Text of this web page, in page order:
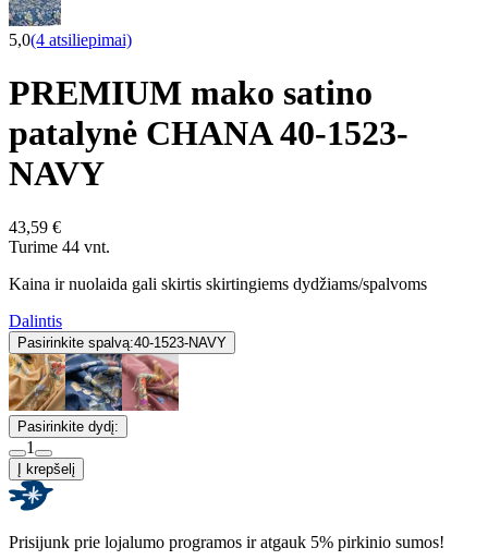
5,0(4 atsiliepimai)
PREMIUM mako satino
patalynė CHANA 40-1523-
NAVY
43,59 €
Turime 44 vnt.
Kaina ir nuolaida gali skirtis skirtingiems dydžiams/spalvoms
Dalintis
Pasirinkite spalvą:40-1523-NAVY
Pasirinkite dydį:
1
Į krepšelį
Prisijunk prie lojalumo programos ir atgauk 5% pirkinio sumos!